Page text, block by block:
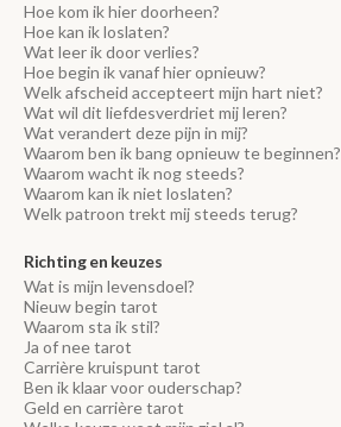
Hoe kom ik hier doorheen?
Hoe kan ik loslaten?
Wat leer ik door verlies?
Hoe begin ik vanaf hier opnieuw?
Welk afscheid accepteert mijn hart niet?
Wat wil dit liefdesverdriet mij leren?
Wat verandert deze pijn in mij?
Waarom ben ik bang opnieuw te beginnen?
Waarom wacht ik nog steeds?
Waarom kan ik niet loslaten?
Welk patroon trekt mij steeds terug?
Richting en keuzes
Wat is mijn levensdoel?
Nieuw begin tarot
Waarom sta ik stil?
Ja of nee tarot
Carrière kruispunt tarot
Ben ik klaar voor ouderschap?
Geld en carrière tarot